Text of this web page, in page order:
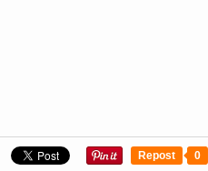
Repost 0